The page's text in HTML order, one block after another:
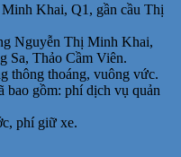
Khai, Q1, gần cầu Thị
Nguyễn Thị Minh Khai,
Sa, Thảo Cầm Viên.
thông thoáng, vuông vức.
bao gồm: phí dịch vụ quản
phí giữ xe.